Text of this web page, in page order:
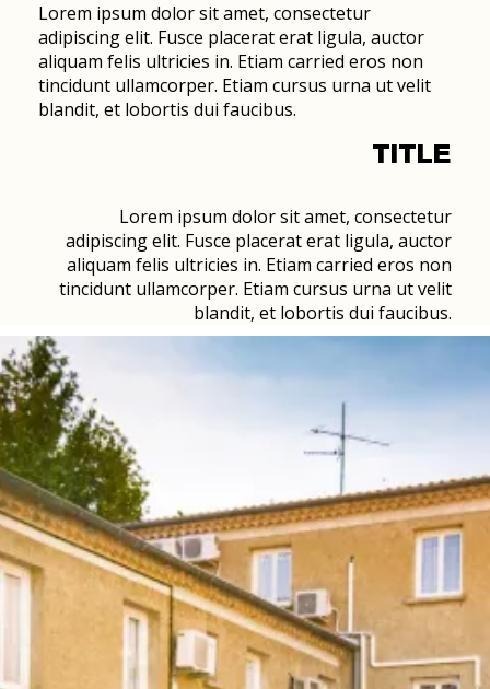
Lorem ipsum dolor sit amet, consectetur
adipiscing elit. Fusce placerat erat ligula, auctor
aliquam felis ultricies in. Etiam carried eros non
tincidunt ullamcorper. Etiam cursus urna ut velit
blandit, et lobortis dui faucibus.
TITLE
Lorem ipsum dolor sit amet, consectetur
adipiscing elit. Fusce placerat erat ligula, auctor
aliquam felis ultricies in. Etiam carried eros non
tincidunt ullamcorper. Etiam cursus urna ut velit
blandit, et lobortis dui faucibus.